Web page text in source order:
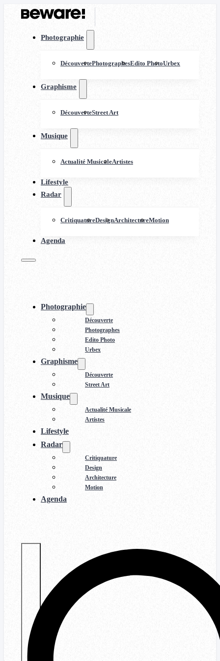
Photographie
DécouvertePhotographesEdito PhotoUrbex
Graphisme
DécouverteStreet Art
Musique
Actualité MusicaleArtistes
Lifestyle
Radar
CritiquatureDesignArchitectureMotion
Agenda
Photographie
Découverte
Photographes
Edito Photo
Urbex
Graphisme
Découverte
Street Art
Musique
Actualité Musicale
Artistes
Lifestyle
Radar
Critiquature
Design
Architecture
Motion
Agenda